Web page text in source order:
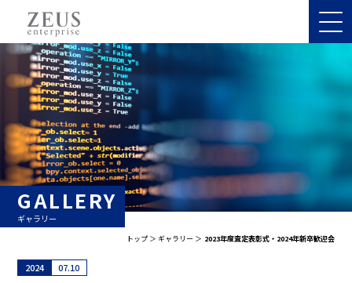
GALLERY
ギャラリー
トップ ギャラリー 2023年度査定表彰式・2024年新卒歓迎会
2024 07.10